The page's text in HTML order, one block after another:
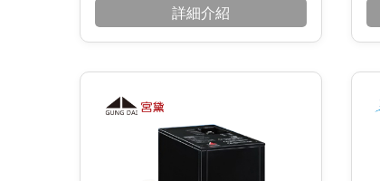
詳細介紹